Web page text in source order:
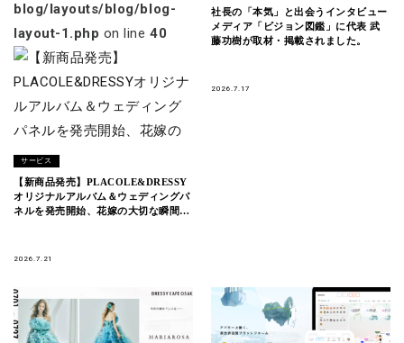
blog/layouts/blog/blog-
layout-1.php on line40
サービス
【新商品発売】PLACOLE&DRESSY
オリジナルアルバム＆ウェディングパ
ネルを発売開始、花嫁の大切な瞬間を
2026.7.21
社長の「本気」と出会うインタビュー
メディア「ビジョン図鑑」に代表 武
藤功樹が取材・掲載されました。
2026.7.17